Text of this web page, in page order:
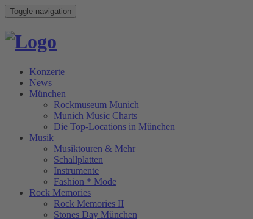
Toggle navigation
Konzerte
News
München
Rockmuseum Munich
Munich Music Charts
Die Top-Locations in München
Musik
Musiktouren & Mehr
Schallplatten
Instrumente
Fashion * Mode
Rock Memories
Rock Memories II
Stones Day München